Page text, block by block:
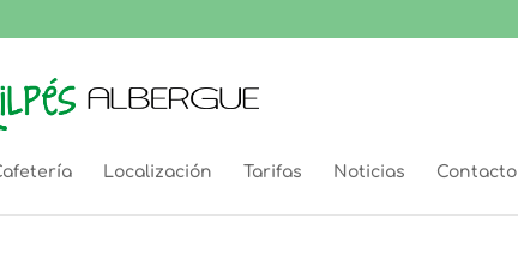
Localización Tarifas Noticias Contacto